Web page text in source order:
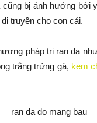
cũng bị ảnh hưởng bởi
truyền cho con cái.
pháp trị rạn da
trắng trứng gà, kem